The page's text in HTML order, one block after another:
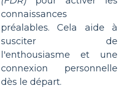
connaissances
préalables. Cela aide à
susciter de
l'enthousiasme et une
connexion personnelle
dès le départ.